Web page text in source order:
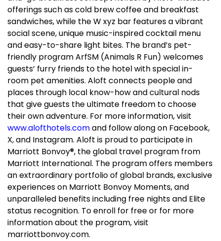
offerings such as cold brew coffee and breakfast
sandwiches, while the W xyz bar features a vibrant
social scene, unique music-inspired cocktail menu
and easy-to-share light bites. The brand’s pet-
friendly program ArfSM (Animals R Fun) welcomes
guests’ furry friends to the hotel with special in-
room pet amenities. Aloft connects people and
places through local know-how and cultural nods
that give guests the ultimate freedom to choose
their own adventure. For more information, visit
www.alofthotels.comand follow along on Facebook,
X, and Instagram. Aloft is proud to participate in
Marriott Bonvoy®, the global travel program from
Marriott International. The program offers members
an extraordinary portfolio of global brands, exclusive
experiences on Marriott Bonvoy Moments, and
unparalleled benefits including free nights and Elite
status recognition. To enroll for free or for more
information about the program, visit
marriottbonvoy.com.